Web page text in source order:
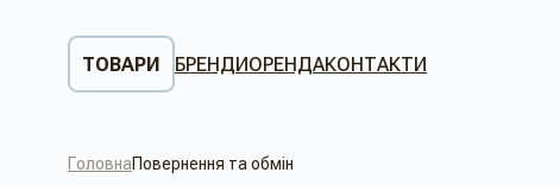
ТОВАРИ БРЕНДИОРЕНДАКОНТАКТИ
ГоловнаПовернення та обмін